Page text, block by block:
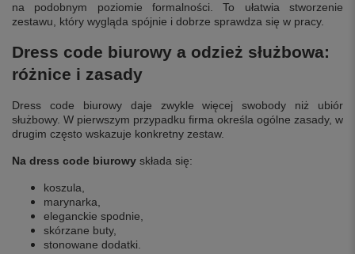
na podobnym poziomie formalności. To ułatwia stworzenie
zestawu, który wygląda spójnie i dobrze sprawdza się w pracy.
Dress code biurowy a odzież służbowa:
różnice i zasady
Dress code biurowy daje zwykle więcej swobody niż ubiór
służbowy. W pierwszym przypadku firma określa ogólne zasady, w
drugim często wskazuje konkretny zestaw.
Na dress code biurowy składa się:
koszula,
marynarka,
eleganckie spodnie,
skórzane buty,
stonowane dodatki.